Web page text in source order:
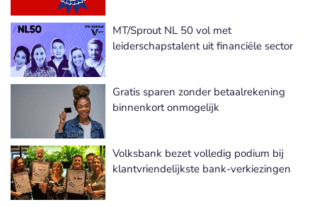
MT/Sprout NL 50 vol met
leiderschapstalent uit financiële sector
Gratis sparen zonder betaalrekening
binnenkort onmogelijk
Volksbank bezet volledig podium bij
klantvriendelijkste bank-verkiezingen